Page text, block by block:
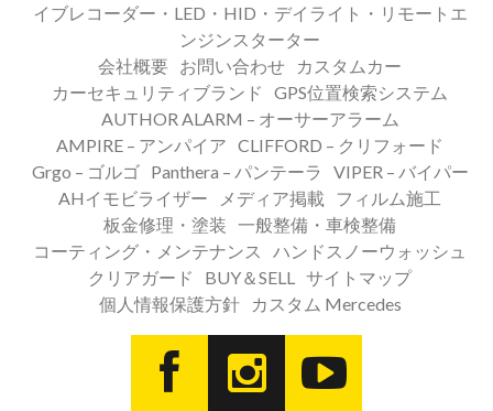
イブレコーダー・LED・HID・デイライト・リモートエ
ンジンスターター
会社概要
お問い合わせ
カスタムカー
カーセキュリティブランド
GPS位置検索システム
AUTHOR ALARM – オーサーアラーム
AMPIRE – アンパイア CLIFFORD – クリフォード
Grgo – ゴルゴ
Panthera – パンテーラ
VIPER – バイパー
AHイモビライザー
メディア掲載
フィルム施工
板金修理・塗装 一般整備・車検整備
コーティング・メンテナンス
ハンドスノーウォッシュ
クリアガード
BUY＆SELL
サイトマップ
個人情報保護方針
カスタム Mercedes